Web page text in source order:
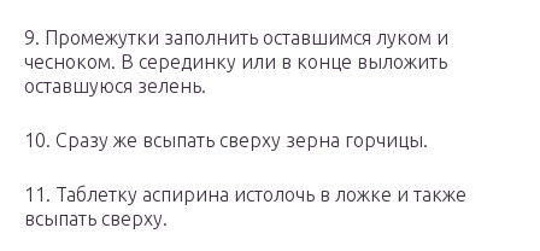
9. Промежутки заполнить оставшимся луком и
чесноком. В серединку или в конце выложить
оставшуюся зелень.
10. Сразу же всыпать сверху зерна горчицы.
11. Таблетку аспирина истолочь в ложке и также
всыпать сверху.